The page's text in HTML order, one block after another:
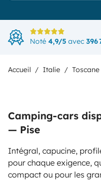
Noté 4,9/5 avec 396
Accueil Italie Toscane
Camping-cars
— Pise
Intégral, capucine,
pour chaque exigence,
compact ou pour les